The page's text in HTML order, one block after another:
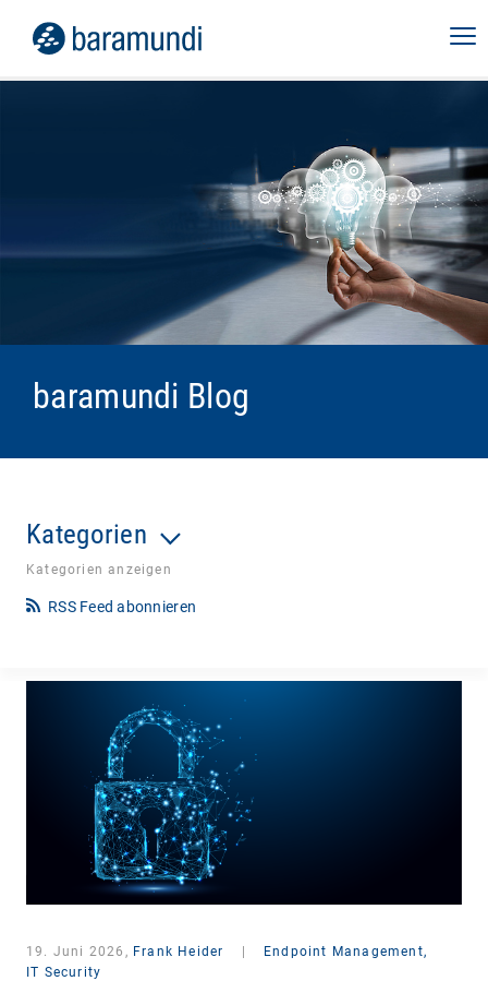
baramundi Blog
Kategorien
Kategorien anzeigen
RSS Feed abonnieren
19. Juni 2026, Frank Heider
Endpoint Management,
IT Security